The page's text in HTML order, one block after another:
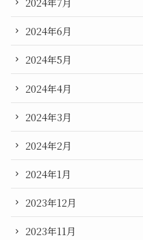
2024年6月
2024年5月
2024年4月
2024年3月
2024年2月
2024年1月
2023年12月
2023年11月